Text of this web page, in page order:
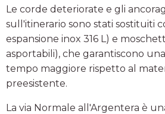
Le corde deteriorate e gli
sull'itinerario sono stati sostituiti
espansione inox 316 L) e
asportabili), che garantiscono
tempo maggiore rispetto al
preesistente.
La via Normale all'Argentera è